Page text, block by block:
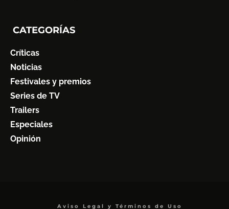
CATEGORÍAS
Críticas
Noticias
Festivales y premios
Series de TV
Trailers
Especiales
Opinión
Aviso Legal y Términos de Uso